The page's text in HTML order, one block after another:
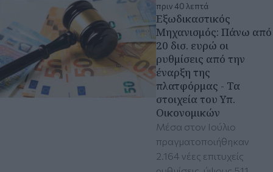
πριν 40 λεπτά
Εξωδικαστικός
Μηχανισμός: Πάνω από
20 δισ. ευρώ οι
ρυθμίσεις από την
έναρξη της
πλατφόρμας - Τα
στοιχεία του Υπ.
Οικονομικών
Μέσα στον Ιούλιο
πραγματοποιήθηκαν
2.164 νέες επιτυχείς